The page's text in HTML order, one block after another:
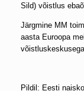
Sild) võistlus
Järgmine MM
aasta Euroopa
Pildil: Eesti